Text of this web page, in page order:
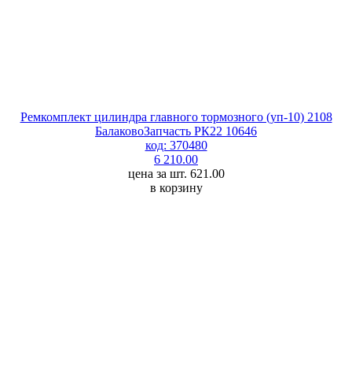
Ремкомплект цилиндра главного тормозного (уп-10) 2108
БалаковоЗапчасть РК22 10646
код: 370480
6 210.00
цена за шт. 621.00
в корзину